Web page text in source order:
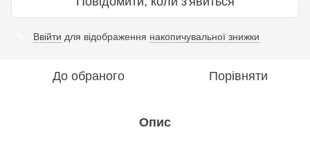
Ввійти для відображення накопичувальної знижки
До обраного Порівняти
Опис